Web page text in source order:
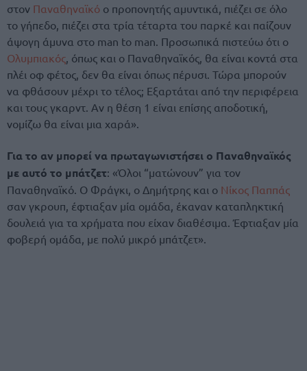
στον Παναθηναϊκό ο προπονητής αμυντικά, πιέζει σε όλο
το γήπεδο, πιέζει στα τρία τέταρτα του παρκέ και παίζουν
άψογη άμυνα στο man to man. Προσωπικά πιστεύω ότι ο
Ολυμπιακός, όπως και ο Παναθηναϊκός, θα είναι κοντά στα
πλέι οφ φέτος, δεν θα είναι όπως πέρυσι. Τώρα μπορούν
να φθάσουν μέχρι το τέλος; Εξαρτάται από την περιφέρεια
και τους γκαρντ. Αν η θέση 1 είναι επίσης αποδοτική,
νομίζω θα είναι μια χαρά».
Για το αν μπορεί να πρωταγωνιστήσει ο Παναθηναϊκός
με αυτό το μπάτζετ: «Όλοι “ματώνουν” για τον
Παναθηναϊκό. Ο Φράγκι, ο Δημήτρης και ο Νίκος Παππάς
σαν γκρουπ, έφτιαξαν μία ομάδα, έκαναν καταπληκτική
δουλειά για τα χρήματα που είχαν διαθέσιμα. Έφτιαξαν μία
φοβερή ομάδα, με πολύ μικρό μπάτζετ».